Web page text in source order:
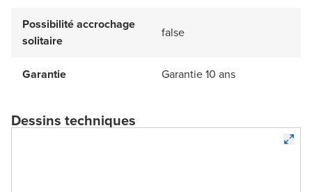
Possibilité accrochage
solitaire
false
Garantie Garantie 10 ans
Dessins techniques